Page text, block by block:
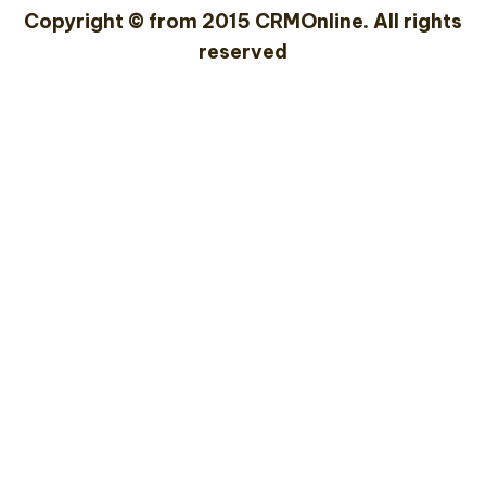
Copyright © from 2015 CRMOnline. All rights
reserved